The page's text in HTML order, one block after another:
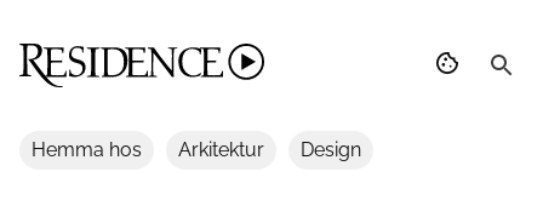
Hemma hos Arkitektur Design